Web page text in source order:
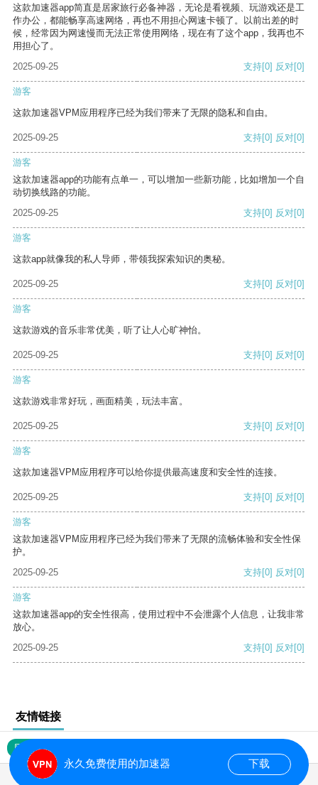
这款加速器app简直是居家旅行必备神器，无论是看视频、玩游戏还是工
作办公，都能畅享高速网络，再也不用担心网速卡顿了。以前出差的时
候，经常因为网速慢而无法正常使用网络，现在有了这个app，我再也不
用担心了。
2025-09-25
支持[0] 反对[0]
游客
这款加速器VPM应用程序已经为我们带来了无限的隐私和自由。
2025-09-25 支持[0] 反对[0]
游客
这款加速器app的功能有点单一，可以增加一些新功能，比如增加一个自
动切换线路的功能。
2025-09-25
支持[0] 反对[0]
游客
这款app就像我的私人导师，带领我探索知识的奥秘。
2025-09-25 支持[0] 反对[0]
游客
这款游戏的音乐非常优美，听了让人心旷神怡。
2025-09-25 支持[0] 反对[0]
游客
这款游戏非常好玩，画面精美，玩法丰富。
2025-09-25 支持[0] 反对[0]
游客
这款加速器VPM应用程序可以给你提供最高速度和安全性的连接。
2025-09-25 支持[0] 反对[0]
游客
这款加速器VPM应用程序已经为我们带来了无限的流畅体验和安全性保
护。
2025-09-25
支持[0] 反对[0]
游客
这款加速器app的安全性很高，使用过程中不会泄露个人信息，让我非常
放心。
2025-09-25
支持[0] 反对[0]
友情链接
网站地图
永久免费使用的加速器 下载